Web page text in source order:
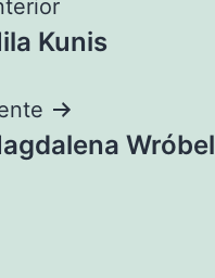
Kunis
Wróbel